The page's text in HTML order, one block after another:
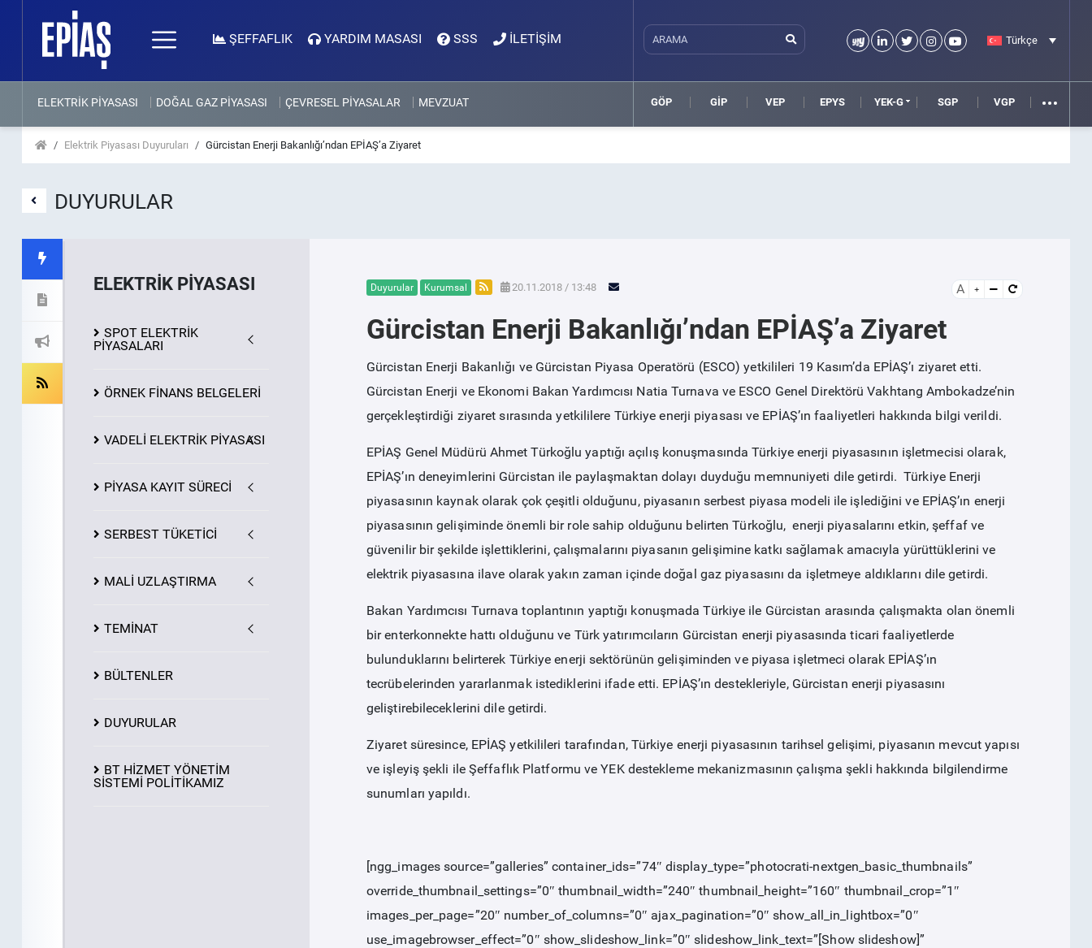
ŞEFFAFLIK YARDIM MASASI SSS İLETİŞİM Türkçe
ELEKTRİK PİYASASI DOĞAL GAZ PİYASASI ÇEVRESEL PİYASALAR MEVZUAT GÖP GİP VEP EPYS YEK-G SGP VGP
Elektrik Piyasası Duyuruları Gürcistan Enerji Bakanlığı’ndan EPİAŞ’a Ziyaret
DUYURULAR
ELEKTRİK PİYASASI
SPOT ELEKTRİK
PİYASALARI
ÖRNEK FİNANS BELGELERİ
VADELİ ELEKTRİK PİYASASI
PİYASAKAYIT SÜRECİ
SERBEST TÜKETİCİ
MALİ UZLAŞTIRMA
TEMİNAT
BÜLTENLER
DUYURULAR
BT HİZMET YÖNETİM
SİSTEMİ POLİTİKAMIZ
Duyurular Kurumsal 20.11.2018 / 13:48 A
Gürcistan Enerji Bakanlığı’ndan EPİAŞ’a Ziyaret
Gürcistan Enerji Bakanlığı ve Gürcistan Piyasa Operatörü (ESCO) yetkilileri 19 Kasım’da EPİAŞ’ı ziyaret etti.
Gürcistan Enerji ve Ekonomi Bakan Yardımcısı Natia Turnava ve ESCO Genel Direktörü Vakhtang Ambokadze’nin
gerçekleştirdiği ziyaret sırasında yetkililere Türkiye enerji piyasası ve EPİAŞ’ın faaliyetleri hakkında bilgi verildi.
EPİAŞ Genel Müdürü Ahmet Türkoğlu yaptığı açılış konuşmasında Türkiye enerji piyasasının işletmecisi olarak,
EPİAŞ’ın deneyimlerini Gürcistan ile paylaşmaktan dolayı duyduğu memnuniyeti dile getirdi. Türkiye Enerji
piyasasının kaynak olarak çok çeşitli olduğunu, piyasanın serbest piyasa modeli ile işlediğini ve EPİAŞ’ın enerji
piyasasının gelişiminde önemli bir role sahip olduğunu belirten Türkoğlu, enerji piyasalarını etkin, şeffaf ve
güvenilir bir şekilde işlettiklerini, çalışmalarını piyasanın gelişimine katkı sağlamak amacıyla yürüttüklerini ve
elektrik piyasasına ilave olarak yakın zaman içinde doğal gaz piyasasını da işletmeye aldıklarını dile getirdi.
Bakan Yardımcısı Turnava toplantının yaptığı konuşmada Türkiye ile Gürcistan arasında çalışmakta olan önemli
bir enterkonnekte hattı olduğunu ve Türk yatırımcıların Gürcistan enerji piyasasında ticari faaliyetlerde
bulunduklarını belirterek Türkiye enerji sektörünün gelişiminden ve piyasa işletmeci olarak EPİAŞ’ın
tecrübelerinden yararlanmak istediklerini ifade etti. EPİAŞ’ın destekleriyle, Gürcistan enerji piyasasını
geliştirebileceklerini dile getirdi.
Ziyaret süresince, EPİAŞ yetkilileri tarafından, Türkiye enerji piyasasının tarihsel gelişimi, piyasanın mevcut yapısı
ve işleyiş şekli ile Şeffaflık Platformu ve YEK destekleme mekanizmasının çalışma şekli hakkında bilgilendirme
sunumları yapıldı.
[ngg_images source=”galleries” container_ids=”74″ display_type=”photocrati-nextgen_basic_thumbnails”
override_thumbnail_settings=”0″ thumbnail_width=”240″ thumbnail_height=”160″ thumbnail_crop=”1″
images_per_page=”20″ number_of_columns=”0″ ajax_pagination=”0″ show_all_in_lightbox=”0″
use_imagebrowser_effect=”0″ show_slideshow_link=”0″ slideshow_link_text=”[Show slideshow]”